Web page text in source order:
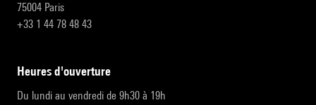
75004 Paris
+33 1 44 78 48 43
heures d'ouverture
Du lundi au vendredi de 9h30 à 19h